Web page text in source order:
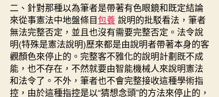
二、針對那種以為筆者是帶著有色眼鏡和既定結論
來從事憲法中地盤條目包養說明的批駁看法，筆者
無法完整否定，並且也沒有需要完整否定。法令說
明(特殊是憲法說明)歷來都是由說明者帶著本身的客
觀顏色來停止的。完整客不雅化的說明計劃既不成
能，也不存在，不然就要由智能機械人來說明憲法
和法令了。不外，筆者也不會完整接收這種學術指
控，由於這種指控是以“猜想念頭”的方法來停止的，